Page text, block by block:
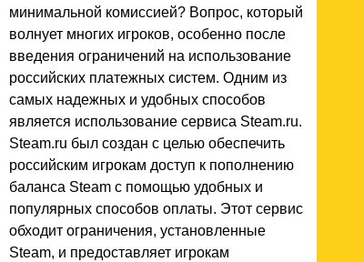
минимальной комиссией? Вопрос, который
волнует многих игроков, особенно после
введения ограничений на использование
российских платежных систем. Одним из
самых надежных и удобных способов
является использование сервиса Steam.ru.
Steam.ru был создан с целью обеспечить
российским игрокам доступ к пополнению
баланса Steam с помощью удобных и
популярных способов оплаты. Этот сервис
обходит ограничения, установленные
Steam, и предоставляет игрокам